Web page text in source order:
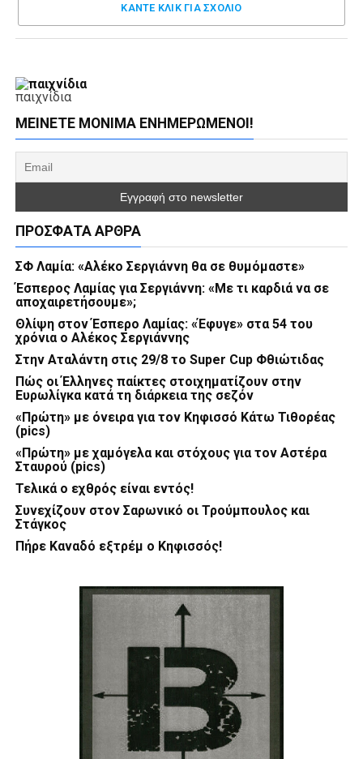
ΚΑΝΤΕ ΚΛΊΚ ΓΙΑ ΣΧΌΛΙΟ
παιχνίδια
ΜΕΊΝΕΤΕ ΜΌΝΙΜΑ ΕΝΗΜΕΡΏΜΕΝΟΙ!
ΠΡΌΣΦΑΤΑ ΆΡΘΡΑ
ΣΦ Λαμία: «Αλέκο Σεργιάννη θα σε θυμόμαστε»
Έσπερος Λαμίας για Σεργιάννη: «Με τι καρδιά να σε
αποχαιρετήσουμε»;
Θλίψη στον Έσπερο Λαμίας: «Έφυγε» στα 54 του
χρόνια ο Αλέκος Σεργιάννης
Στην Αταλάντη στις 29/8 το Super Cup Φθιώτιδας
Πώς οι Έλληνες παίκτες στοιχηματίζουν στην
Ευρωλίγκα κατά τη διάρκεια της σεζόν
«Πρώτη» με όνειρα για τον Κηφισσό Κάτω Τιθορέας
(pics)
«Πρώτη» με χαμόγελα και στόχους για τον Αστέρα
Σταυρού (pics)
Τελικά ο εχθρός είναι εντός!
Συνεχίζουν στον Σαρωνικό οι Τρούμπουλος και
Στάγκος
Πήρε Καναδό εξτρέμ ο Κηφισσός!